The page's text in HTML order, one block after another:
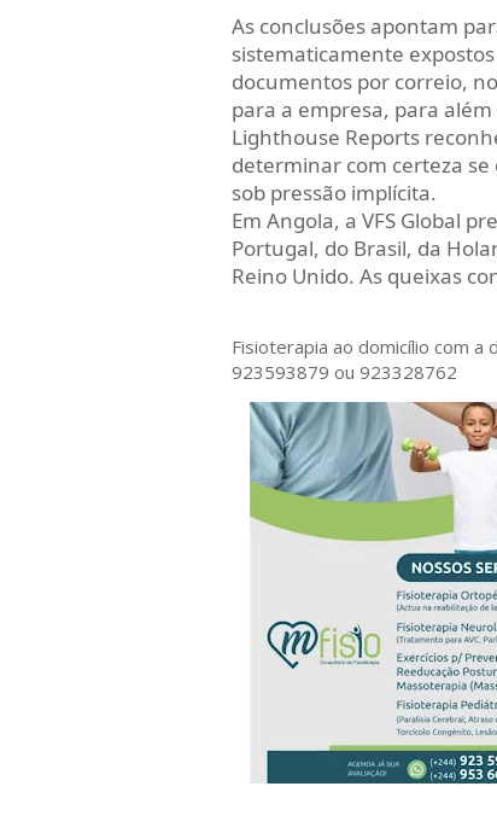
As conclusões apontam
sistematicamente
documentos por correio,
para a empresa, para
Lighthouse Reports
determinar com certeza
sob pressão implícita.
Em Angola, a VFS Global
Portugal, do Brasil, da
Reino Unido. As queixas
Fisioterapia ao domicílio com a
923593879 ou 923328762